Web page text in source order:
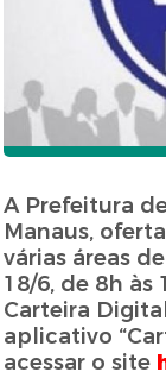
A Prefeitura
Manaus,
várias áreas
18/6, de 8h
Carteira
aplicativo
acessar o site